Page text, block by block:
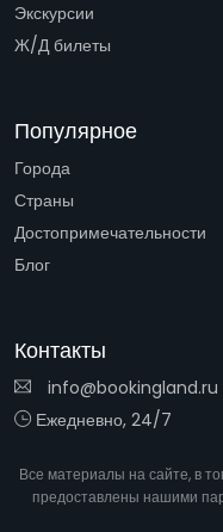
Экскурсии
Ж/Д билеты
Популярное
Города
Страны
Достопримечательности
Блог
Контакты
info@bookingland.ru
Ежедневно, 24/7
Все материалы на сайте, в
предоставлены нашими